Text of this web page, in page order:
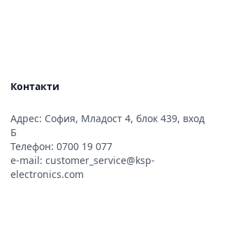
Контакти
Адрес: София, Младост 4, блок 439, вход
Б
Телефон: 0700 19 077
e-mail: customer_service@ksp-
electronics.com